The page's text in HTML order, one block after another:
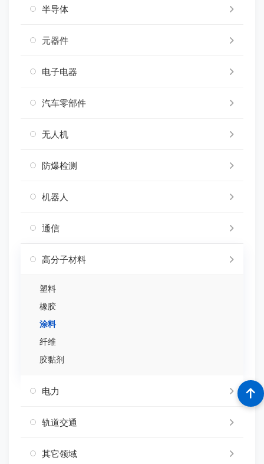
半导体
元器件
电子电器
汽车零部件
无人机
防爆检测
机器人
通信
高分子材料
塑料
橡胶
涂料
纤维
胶黏剂
电力
轨道交通
其它领域